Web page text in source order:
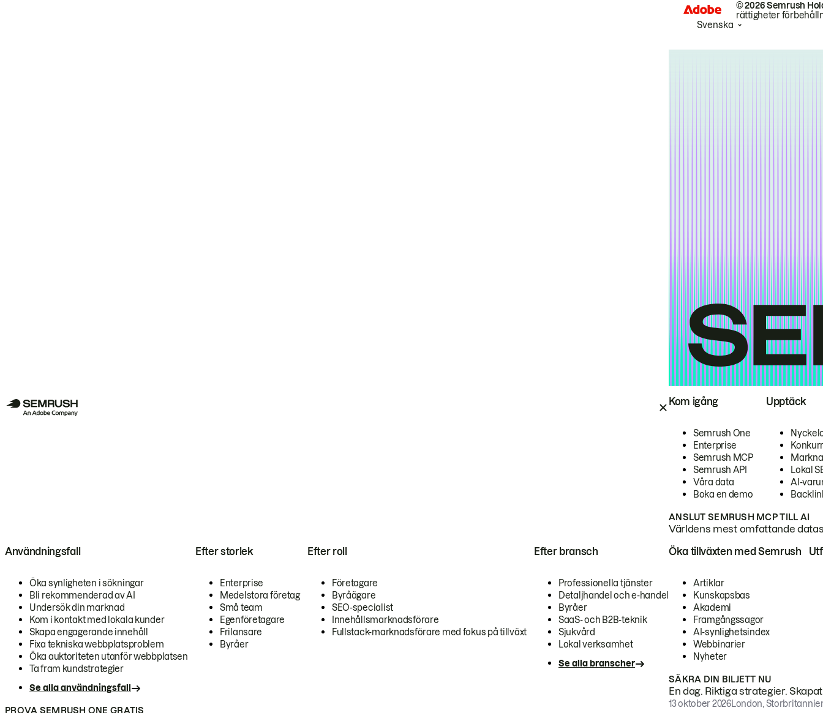
Kom igång
Semrush One
Enterprise
Semrush MCP
Semrush API
Våra data
Boka en demo
Upptäck
Lokal
AI-
ANSLUT SEMRUSH MCP TILL AI
Världens mest omfattande
Användningsfall
Öka synligheten i sökningar
Bli rekommenderad av AI
Undersök din marknad
Kom i kontakt med lokala kunder
Skapa engagerande innehåll
Fixa tekniska webbplatsproblem
Öka auktoriteten utanför webbplatsen
Ta fram kundstrategier
Se alla användningsfall
Efter storlek
Enterprise
Medelstora företag
Små team
Egenföretagare
Frilansare
Byråer
Efter roll
Företagare
Byråägare
SEO-specialist
Innehållsmarknadsförare
Fullstack-marknadsförare med fokus på tillväxt
Efter bransch
Professionella tjänster
Detaljhandel och e-handel
Byråer
SaaS- och B2B-teknik
Sjukvård
Lokal verksamhet
Se alla branscher
PROVA SEMRUSH ONE GRATIS
Öka tillväxten med Semrush
Artiklar
Kunskapsbas
Akademi
Framgångssagor
AI-synlighetsindex
Webbinarier
Nyheter
SÄKRA DIN BILJETT NU
En dag. Riktiga strategier.
13 oktober 2026London,
© 2026 Semrush
rättigheter
Svenska